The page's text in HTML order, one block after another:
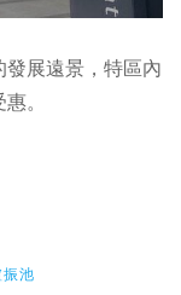
發展遠景，特區內
。
振池